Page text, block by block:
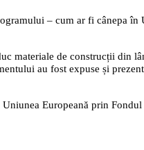
– cum ar fi cânepa în
materiale de construcții din
au fost expuse și
Europeană prin Fondul